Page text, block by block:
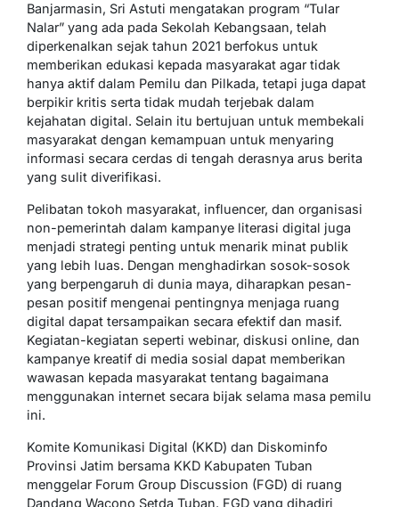
Banjarmasin, Sri Astuti mengatakan program “Tular
Nalar” yang ada pada Sekolah Kebangsaan, telah
diperkenalkan sejak tahun 2021 berfokus untuk
memberikan edukasi kepada masyarakat agar tidak
hanya aktif dalam Pemilu dan Pilkada, tetapi juga dapat
berpikir kritis serta tidak mudah terjebak dalam
kejahatan digital. Selain itu bertujuan untuk membekali
masyarakat dengan kemampuan untuk menyaring
informasi secara cerdas di tengah derasnya arus berita
yang sulit diverifikasi.
Pelibatan tokoh masyarakat, influencer, dan organisasi
non-pemerintah dalam kampanye literasi digital juga
menjadi strategi penting untuk menarik minat publik
yang lebih luas. Dengan menghadirkan sosok-sosok
yang berpengaruh di dunia maya, diharapkan pesan-
pesan positif mengenai pentingnya menjaga ruang
digital dapat tersampaikan secara efektif dan masif.
Kegiatan-kegiatan seperti webinar, diskusi online, dan
kampanye kreatif di media sosial dapat memberikan
wawasan kepada masyarakat tentang bagaimana
menggunakan internet secara bijak selama masa pemilu
ini.
Komite Komunikasi Digital (KKD) dan Diskominfo
Provinsi Jatim bersama KKD Kabupaten Tuban
menggelar Forum Group Discussion (FGD) di ruang
Dandang Wacono Setda Tuban. FGD yang dihadiri